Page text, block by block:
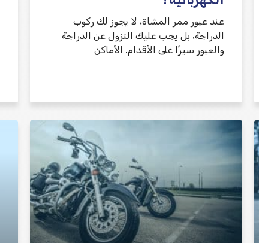
عند عبور ممر المشاة، لا يجوز لك ركوب
الدراجة، بل يجب عليك النزول عن الدراجة
والعبور سيرًا على الأقدام. الأماكن